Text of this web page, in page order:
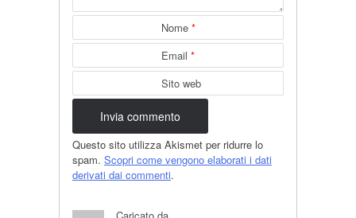
Nome *
Email *
Sito web
Questo sito utilizza Akismet per ridurre lo
spam. Scopri come vengono elaborati i dati
derivati dai commenti.